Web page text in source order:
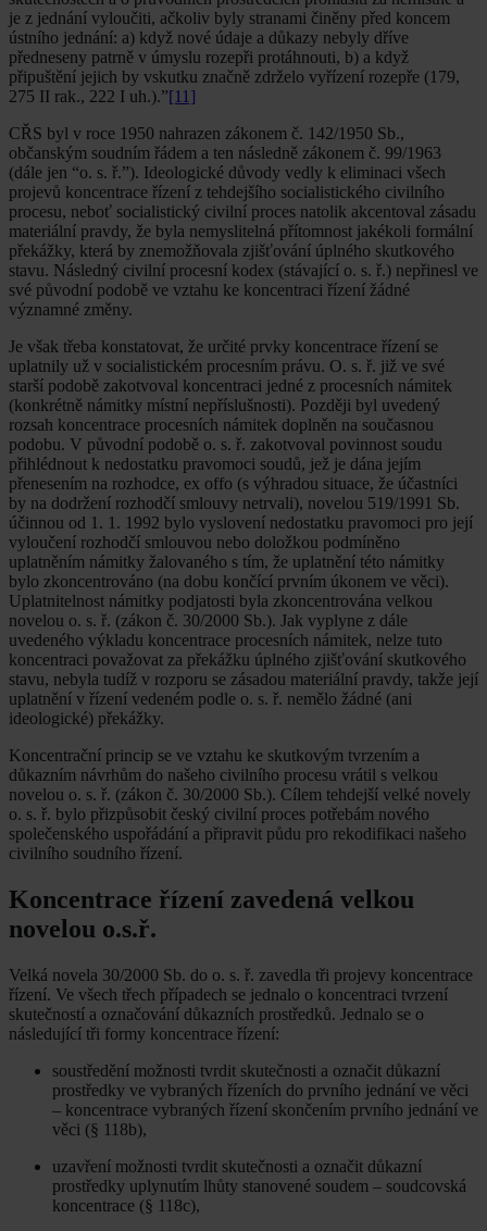
je z jednání vyloučiti, ačkoliv byly stranami činěny před koncem
ústního jednání: a) když nové údaje a důkazy nebyly dříve
předneseny patrně v úmyslu rozepři protáhnouti, b) a když
připuštění jejich by vskutku značně zdrželo vyřízení rozepře (179,
275 II rak., 222 I uh.).”[11]
CŘS byl v roce 1950 nahrazen zákonem č. 142/1950 Sb.,
občanským soudním řádem a ten následně zákonem č. 99/1963
(dále jen “o. s. ř.”). Ideologické důvody vedly k eliminaci všech
projevů koncentrace řízení z tehdejšího socialistického civilního
procesu, neboť socialistický civilní proces natolik akcentoval zásadu
materiální pravdy, že byla nemyslitelná přítomnost jakékoli formální
překážky, která by znemožňovala zjišťování úplného skutkového
stavu. Následný civilní procesní kodex (stávající o. s. ř.) nepřinesl ve
své původní podobě ve vztahu ke koncentraci řízení žádné
významné změny.
Je však třeba konstatovat, že určité prvky koncentrace řízení se
uplatnily už v socialistickém procesním právu. O. s. ř. již ve své
starší podobě zakotvoval koncentraci jedné z procesních námitek
(konkrétně námitky místní nepříslušnosti). Později byl uvedený
rozsah koncentrace procesních námitek doplněn na současnou
podobu. V původní podobě o. s. ř. zakotvoval povinnost soudu
přihlédnout k nedostatku pravomoci soudů, jež je dána jejím
přenesením na rozhodce, ex offo (s výhradou situace, že účastníci
by na dodržení rozhodčí smlouvy netrvali), novelou 519/1991 Sb.
účinnou od 1. 1. 1992 bylo vyslovení nedostatku pravomoci pro její
vyloučení rozhodčí smlouvou nebo doložkou podmíněno
uplatněním námitky žalovaného s tím, že uplatnění této námitky
bylo zkoncentrováno (na dobu končící prvním úkonem ve věci).
Uplatnitelnost námitky podjatosti byla zkoncentrována velkou
novelou o. s. ř. (zákon č. 30/2000 Sb.). Jak vyplyne z dále
uvedeného výkladu koncentrace procesních námitek, nelze tuto
koncentraci považovat za překážku úplného zjišťování skutkového
stavu, nebyla tudíž v rozporu se zásadou materiální pravdy, takže její
uplatnění v řízení vedeném podle o. s. ř. nemělo žádné (ani
ideologické) překážky.
Koncentrační princip se ve vztahu ke skutkovým tvrzením a
důkazním návrhům do našeho civilního procesu vrátil s velkou
novelou o. s. ř. (zákon č. 30/2000 Sb.). Cílem tehdejší velké novely
o. s. ř. bylo přizpůsobit český civilní proces potřebám nového
společenského uspořádání a připravit půdu pro rekodifikaci našeho
civilního soudního řízení.
Koncentrace řízení zavedená velkou
novelou o.s.ř.
Velká novela 30/2000 Sb. do o. s. ř. zavedla tři projevy koncentrace
řízení. Ve všech třech případech se jednalo o koncentraci tvrzení
skutečností a označování důkazních prostředků. Jednalo se o
následující tři formy koncentrace řízení:
soustředění možnosti tvrdit skutečnosti a označit důkazní
prostředky ve vybraných řízeních do prvního jednání ve věci
– koncentrace vybraných řízení skončením prvního jednání ve
věci (§ 118b),
uzavření možnosti tvrdit skutečnosti a označit důkazní
prostředky uplynutím lhůty stanovené soudem – soudcovská
koncentrace (§ 118c),